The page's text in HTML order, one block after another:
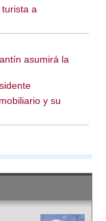
a
asumirá la
y su